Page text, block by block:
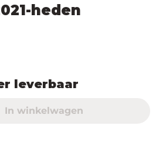
heden
leverbaar
In winkelwagen